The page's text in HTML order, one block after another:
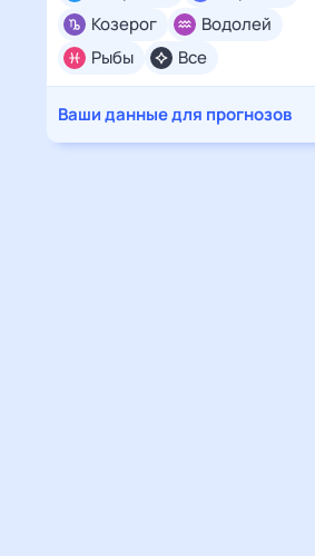
Все
Козерог
Водолей
Рыбы
Ваши данные для прогнозов